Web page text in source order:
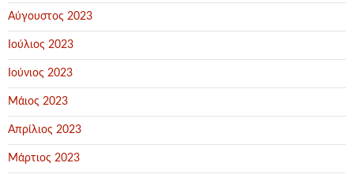
Αύγουστος 2023
Ιούλιος 2023
Ιούνιος 2023
Μάιος 2023
Απρίλιος 2023
Μάρτιος 2023